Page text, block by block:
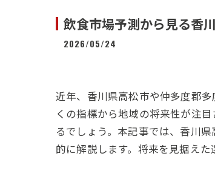
飲食市場予測から見る香
2026/05/24
近年、香川県高松市や仲多度郡
くの指標から地域の将来性が注
るでしょう。本記事では、香川
的に解説します。将来を見据え